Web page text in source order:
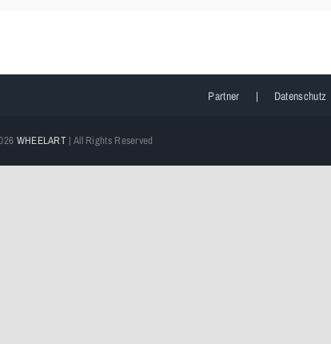
Partner Datenschutz
WHEELART | All Rights Reserved